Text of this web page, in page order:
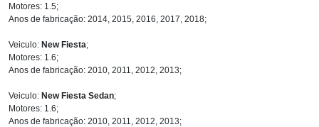
Motores: 1.5;
Anos de fabricação: 2014, 2015, 2016, 2017, 2018;
Veiculo: New Fiesta;
Motores: 1.6;
Anos de fabricação: 2010, 2011, 2012, 2013;
Veiculo: New Fiesta Sedan;
Motores: 1.6;
Anos de fabricação: 2010, 2011, 2012, 2013;